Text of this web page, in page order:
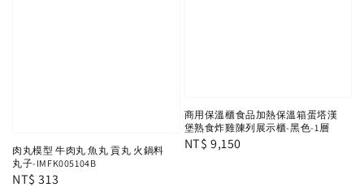
肉丸模型 牛肉丸 魚丸 貢丸 火鍋料
丸子-IMFK005104B
Regular
NT$ 313
商用保溫櫃食品加熱保溫箱蛋塔漢
堡熟食炸雞陳列展示櫃-黑色-1層
Regular
NT$ 9,150